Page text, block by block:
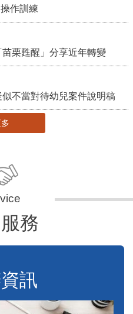
作訓練
栗甦醒」分享近年轉變
不當對待幼兒案件說明稿
務
訊